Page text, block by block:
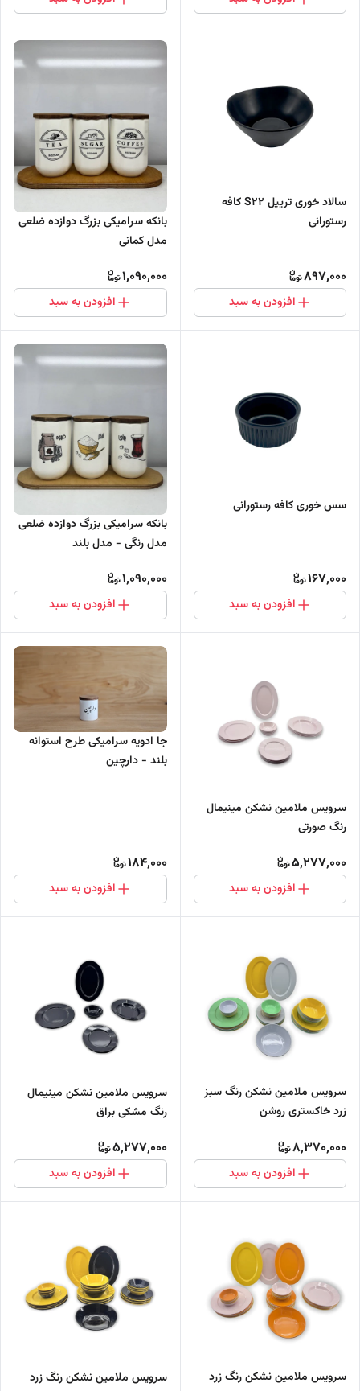
سالاد خوری تریپل S22 کافه
رستورانی
897,000
افزودن به سبد
بانکه سرامیکی بزرگ دوازده ضلعی
مدل کمانی
1,090,000
افزودن به سبد
سس خوری کافه رستورانی
167,000
افزودن به سبد
بانکه سرامیکی بزرگ دوازده ضلعی
مدل رنگی - مدل بلند
1,090,000
افزودن به سبد
سرویس ملامین نشکن مینیمال
رنگ صورتی
5,277,000
افزودن به سبد
جا ادویه سرامیکی طرح استوانه
بلند - دارچین
184,000
افزودن به سبد
سرویس ملامین نشکن رنگ سبز
زرد خاکستری روشن
8,370,000
افزودن به سبد
سرویس ملامین نشکن مینیمال
رنگ مشکی براق
5,277,000
افزودن به سبد
سرویس ملامین نشکن رنگ زرد
سرویس ملامین نشکن رنگ زرد